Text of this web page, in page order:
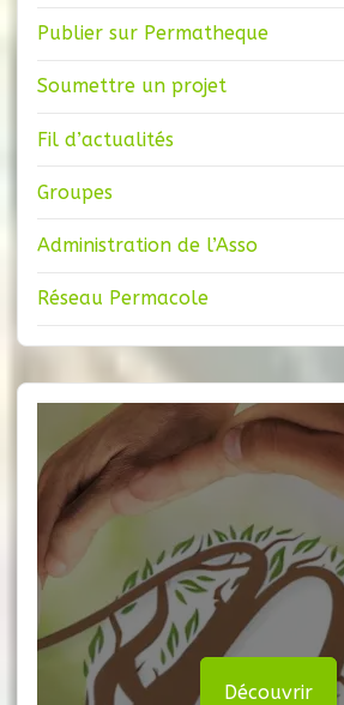
Publier sur Permatheque
Soumettre un projet
Fil d’actualités
Groupes
Administration de l’Asso
Réseau Permacole
Découvrir